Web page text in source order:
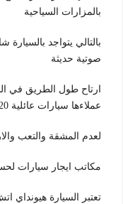
بالمزارات السياحية
بالتالي يتواجد
صوتية حديثة
ارتاح طول الطريق في
عملاءها سيارات عائلية 2020
لعدم المشقة والتعب والارهاق
مكاتب ايجار سيارات لحساب الغير